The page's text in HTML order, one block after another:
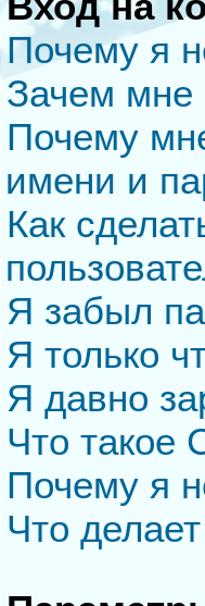
Почему я
Зачем мне
Почему
имени и
Как
Я забыл
Я только
Я давно
Что такое
Почему я
Что